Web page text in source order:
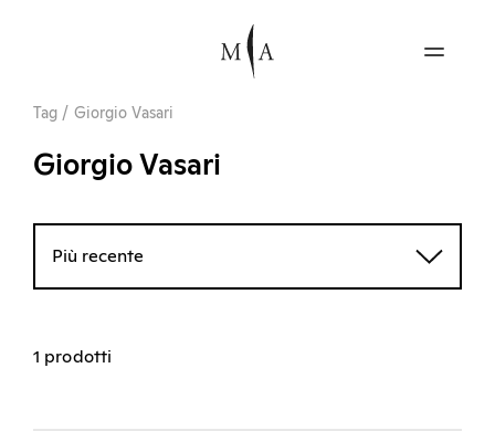
Tag / Giorgio Vasari
Giorgio Vasari
Più recente
1 prodotti